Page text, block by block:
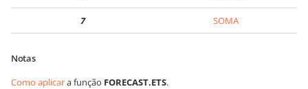
7 SOMA
Notas
Como aplicara função FORECAST.ETS.